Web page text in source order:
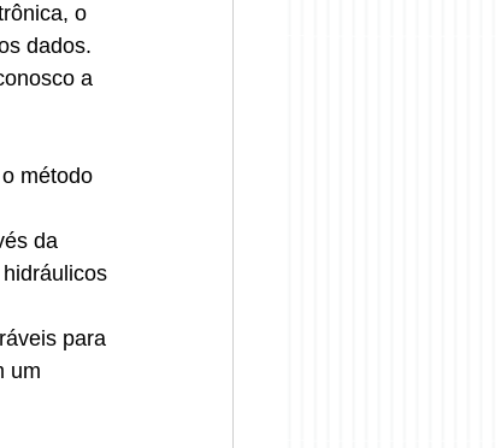
o
dados.
a
método
da
para
um